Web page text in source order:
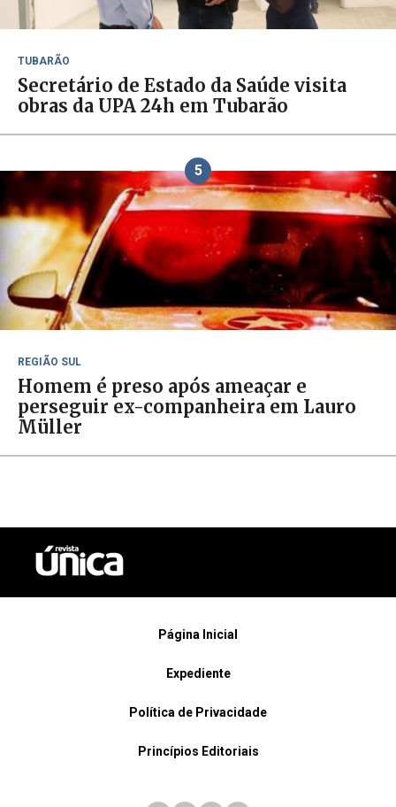
TUBARÃO
Secretário de Estado da Saúde visita
obras da UPA 24h em Tubarão
5
REGIÃO SUL
Homem é preso após ameaçar e
perseguir ex-companheira em Lauro
Müller
Página Inicial
Expediente
Política de Privacidade
Princípios Editoriais